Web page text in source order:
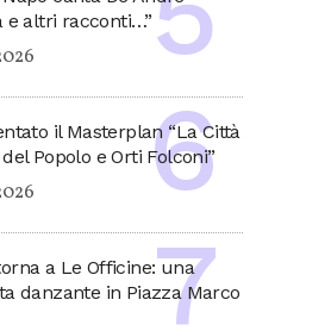
e altri racconti…”
il Masterplan “La Città
Popolo e Orti Folconi”
a Le Officine: una
danzante in Piazza Marco